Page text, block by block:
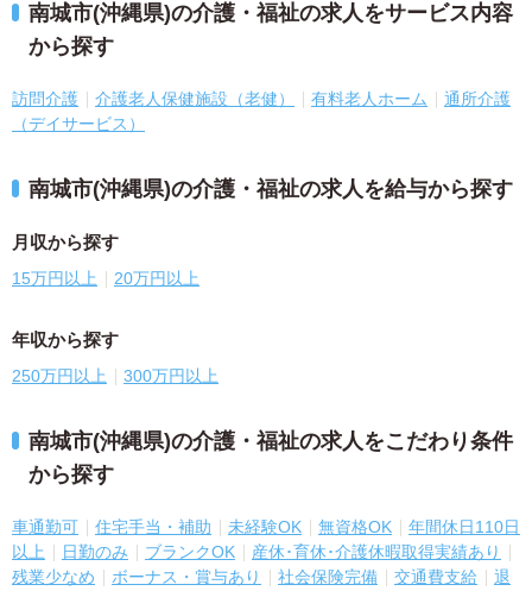
南城市(沖縄県)の介護・福祉の求人をサービス内容
から探す
訪問介護 介護老人保健施設（老健） 有料老人ホーム
通所介護
（デイサービス）
南城市(沖縄県)の介護・福祉の求人を給与から探す
月収から探す
15万円以上 20万円以上
年収から探す
250万円以上 300万円以上
南城市(沖縄県)の介護・福祉の求人をこだわり条件
から探す
車通勤可 住宅手当・補助 未経験OK 無資格OK
年間休日110日
以上
日勤のみ ブランクOK
産休･育休･介護休暇取得実績あり
残業少なめ
ボーナス・賞与あり 社会保険完備 交通費支給
退